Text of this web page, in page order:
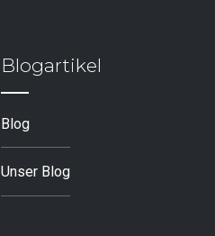
Blogartikel
Blog
Unser Blog